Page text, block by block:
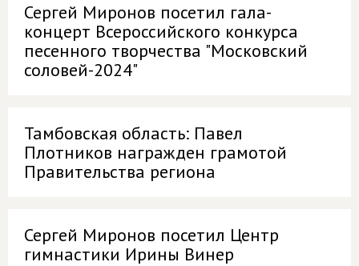
Сергей Миронов посетил гала-
концерт Всероссийского конкурса
песенного творчества "Московский
соловей-2024"
Тамбовская область: Павел
Плотников награжден грамотой
Правительства региона
Сергей Миронов посетил Центр
гимнастики Ирины Винер